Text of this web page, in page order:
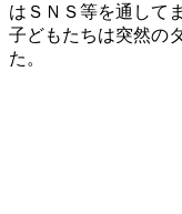
はＳＮＳ等を通して
子どもたちは突然の
た。